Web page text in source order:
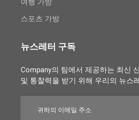
여행 가방
스포츠 가방
뉴스레터 구독
Company의 팀에서 제공하는 최신
및 통찰력을 받기 위해 우리의 뉴스